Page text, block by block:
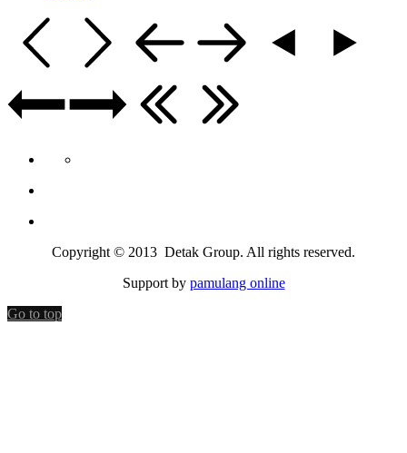
Copyright © 2013 Detak Group. All rights reserved.
Support by pamulang online
Go to top